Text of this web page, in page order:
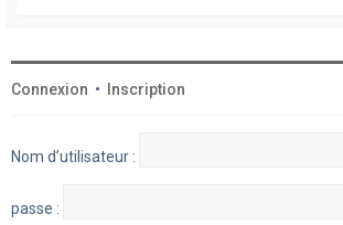
Connexion • Inscription
Nom d’utilisateur :
passe :